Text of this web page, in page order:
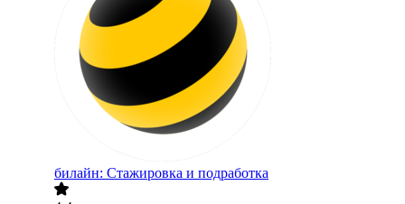
билайн: Стажировка и подработка